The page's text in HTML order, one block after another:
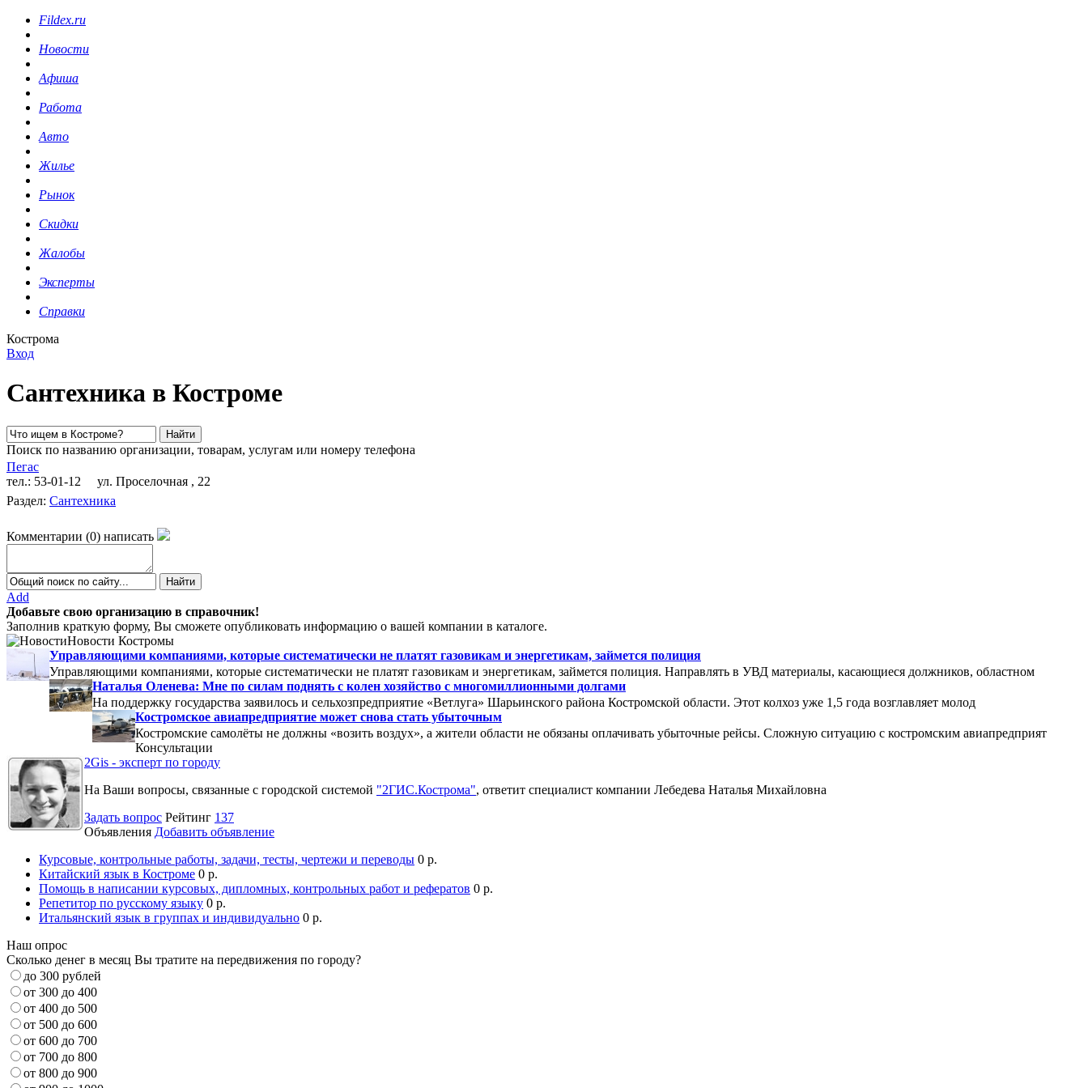
Fildex.ru
Новости
Афиша
Работа
Авто
Жилье
Рынок
Скидки
Жалобы
Эксперты
Справки
Кострома
Вход
Сантехника в Костроме
Поиск по названию организации, товарам, услугам или номеру телефона
Пегас
тел.: 53-01-12
ул. Проселочная , 22
Раздел: Сантехника
Комментарии (0) написать
Add
Добавьте свою организацию в справочник!
Заполнив краткую форму, Вы сможете опубликовать информацию о вашей компании в каталоге.
Новости Костромы
Управляющими компаниями, которые систематически не платят газовикам и энергетикам, займется полиция
Управляющими компаниями, которые систематически не платят газовикам и энергетикам, займется полиция. Направлять в УВД материалы, касающиеся должников, областном
Наталья Оленева: Мне по силам поднять с колен хозяйство с многомиллионными долгами
На поддержку государства заявилось и сельхозпредприятие «Ветлуга» Шарьинского района Костромской области. Этот колхоз уже 1,5 года возглавляет молод
Костромское авиапредприятие может снова стать убыточным
Костромские самолёты не должны «возить воздух», а жители области не обязаны оплачивать убыточные рейсы. Сложную ситуацию с костромским авиапредприят
Консультации
2Gis - эксперт по городу
На Ваши вопросы, связанные с городской системой "2ГИС.Кострома", ответит специалист компании Лебедева Наталья Михайловна
Задать вопрос Рейтинг 137
Объявления Добавить объявление
Курсовые, контрольные работы, задачи, тесты, чертежи и переводы 0 р.
Китайский язык в Костроме 0 р.
Помощь в написании курсовых, дипломных, контрольных работ и рефератов 0 р.
Репетитор по русскому языку 0 р.
Итальянский язык в группах и индивидуально 0 р.
Наш опрос
Сколько денег в месяц Вы тратите на передвижения по городу?
до 300 рублей
от 300 до 400
от 400 до 500
от 500 до 600
от 600 до 700
от 700 до 800
от 800 до 900